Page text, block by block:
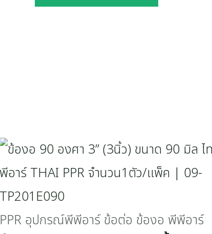
PPR อุปกรณ์พีพีอาร์ ข้อต่อ ข้องอ พีพีอาร์